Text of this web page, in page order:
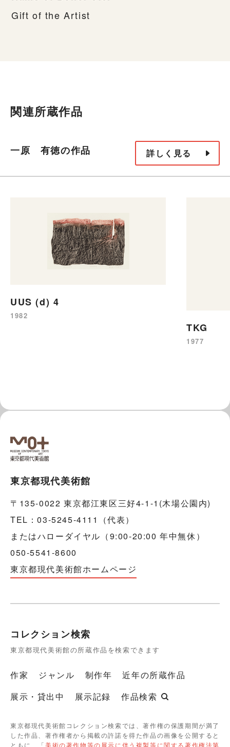
Gift of the Artist
関連所蔵作品
一原 有徳の作品 詳しく見る
UUS (d) 4
1982
TKG
1977
東京都現代美術館
〒135-0022 東京都江東区三好4-1-1(木場公園内)
TEL：03-5245-4111（代表）
またはハローダイヤル（9:00-20:00 年中無休）
050-5541-8600
東京都現代美術館ホームページ
コレクション検索
東京都現代美術館の所蔵作品を検索できます
作家 ジャンル 制作年
近年の所蔵作品
展示・貸出中
展示記録 作品検索
東京都現代美術館コレクション検索では、著作権の保護期間が満了
した作品、著作権者から掲載の許諾を得た作品の画像を公開すると
ともに、「美術の著作物等の展示に伴う複製等に関する著作権法第